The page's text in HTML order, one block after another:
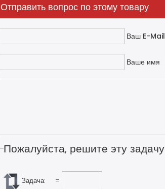
Отправить вопрос по этому товару
Ваш E-Mail
Ваше имя
Пожалуйста, решите эту задачу
Задача: =